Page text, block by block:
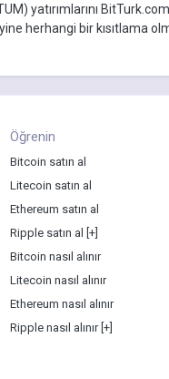
yatırımlarını
herhangi bir kısıtlama
Öğrenin
Bitcoin satın al
Litecoin satın al
Ethereum satın al
Ripple satın al [+]
Bitcoin nasıl alınır
Litecoin nasıl alınır
Ethereum nasıl alınır
Ripple nasıl alınır [+]